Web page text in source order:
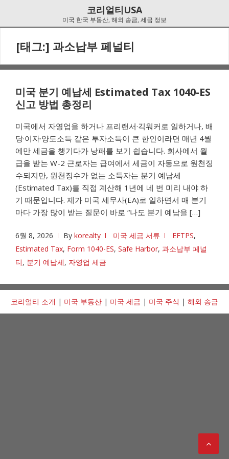
코리얼티USA
미국 한국 부동산, 해외 송금, 세금 정보
[태그:] 과소납부 페널티
미국 분기 예납세 Estimated Tax 1040-ES
신고 방법 총정리
미국에서 자영업을 하거나 프리랜서·긱워커로 일하거나, 배
당·이자·양도소득 같은 투자소득이 큰 한인이라면 매년 4월
에만 세금을 챙기다가 낭패를 보기 쉽습니다. 회사에서 월
급을 받는 W-2 근로자는 급여에서 세금이 자동으로 원천징
수되지만, 원천징수가 없는 소득자는 분기 예납세
(Estimated Tax)를 직접 계산해 1년에 네 번 미리 내야 하
기 때문입니다. 제가 미국 세무사(EA)로 일하면서 매 분기
마다 가장 많이 받는 질문이 바로 “나도 분기 예납을 […]
6월 8, 2026 By korealty 미국 세금 서류 EFTPS,
Estimated Tax, Form 1040-ES, Safe Harbor, 과소납부 페널
티, 분기 예납세, 자영업 세금
코리얼티 소개 | 미국 부동산 | 미국 세금 | 미국 주식 | 해외 송금